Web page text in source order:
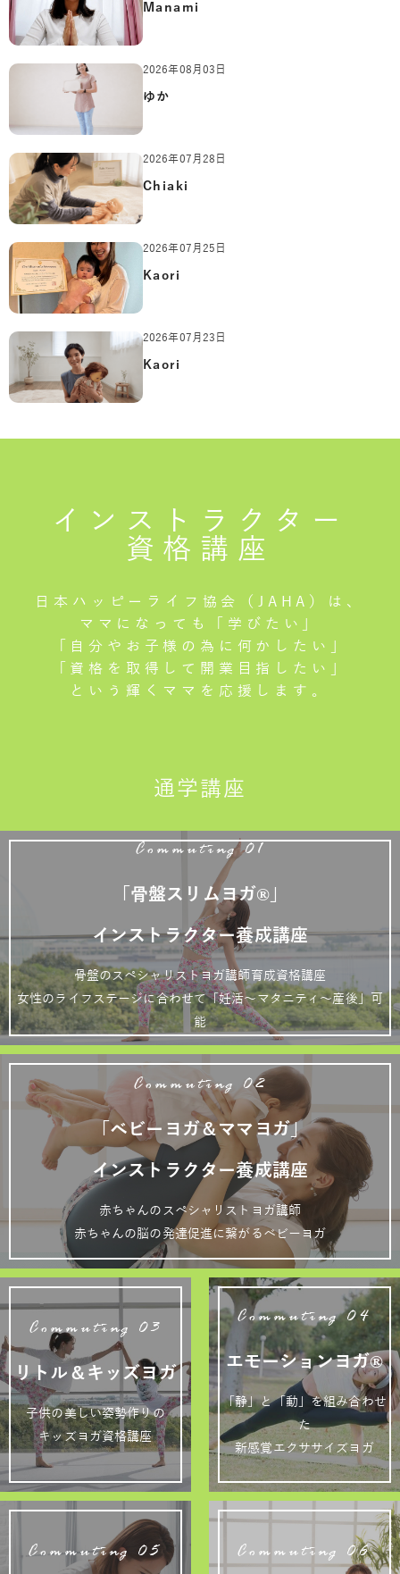
Manami
2026年08月03日
ゆか
2026年07月28日
Chiaki
2026年07月25日
Kaori
2026年07月23日
Kaori
インストラクター
資格講座
日本ハッピーライフ協会（JAHA）は、
ママになっても「学びたい」
「自分やお子様の為に何かしたい」
「資格を取得して開業目指したい」
という輝くママを応援します。
通学講座
Commuting 01
「骨盤スリムヨガ®」
インストラクター養成講座
骨盤のスペシャリストヨガ講師育成資格講座
女性のライフステージに合わせて「妊活～マタニティ～産後」可
能
Commuting 02
「ベビーヨガ＆ママヨガ」
インストラクター養成講座
赤ちゃんのスペシャリストヨガ講師
赤ちゃんの脳の発達促進に繋がるベビーヨガ
Commuting 03
リトル＆キッズヨガ
子供の美しい姿勢作りの
キッズヨガ資格講座
Commuting 04
エモーションヨガ®
「静」と「動」を組み合わせ
た
新感覚エクササイズヨガ
Commuting 05 Commuting 06